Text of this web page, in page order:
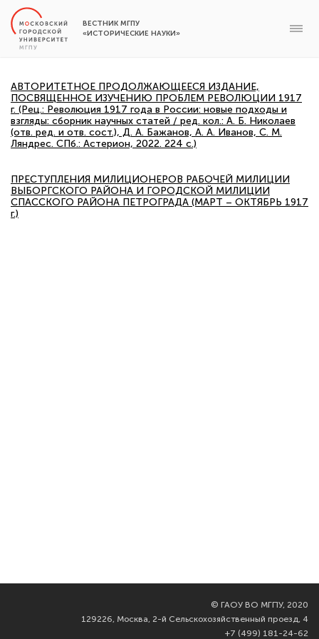
ВЕСТНИК МГПУ
«ИСТОРИЧЕСКИЕ НАУКИ»
АВТОРИТЕТНОЕ ПРОДОЛЖАЮЩЕЕСЯ ИЗДАНИЕ,
ПОСВЯЩЕННОЕ ИЗУЧЕНИЮ ПРОБЛЕМ РЕВОЛЮЦИИ 1917
г. (Рец.: Революция 1917 года в России: новые подходы и
взгляды: сборник научных статей / ред. кол.: А. Б. Николаев
(отв. ред. и отв. сост.), Д. А. Бажанов, А. А. Иванов, С. М.
Ляндрес. СПб.: Астерион, 2022. 224 с.)
ПРЕСТУПЛЕНИЯ МИЛИЦИОНЕРОВ РАБОЧЕЙ МИЛИЦИИ
ВЫБОРГСКОГО РАЙОНА И ГОРОДСКОЙ МИЛИЦИИ
СПАССКОГО РАЙОНА ПЕТРОГРАДА (МАРТ – ОКТЯБРЬ 1917
г.)
© ГАОУ ВО МГПУ, 2020
129226, Москва, 2-й Сельскохозяйственный проезд, 4
+7 (499) 181-24-62